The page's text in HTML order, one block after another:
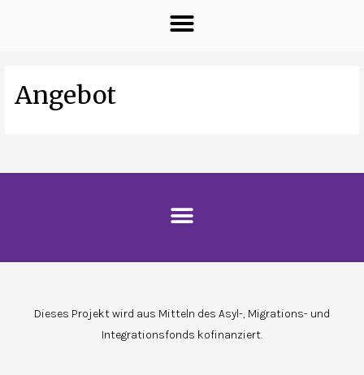
Angebot
Dieses Projekt wird aus Mitteln des Asyl-, Migrations- und
Integrationsfonds kofinanziert.